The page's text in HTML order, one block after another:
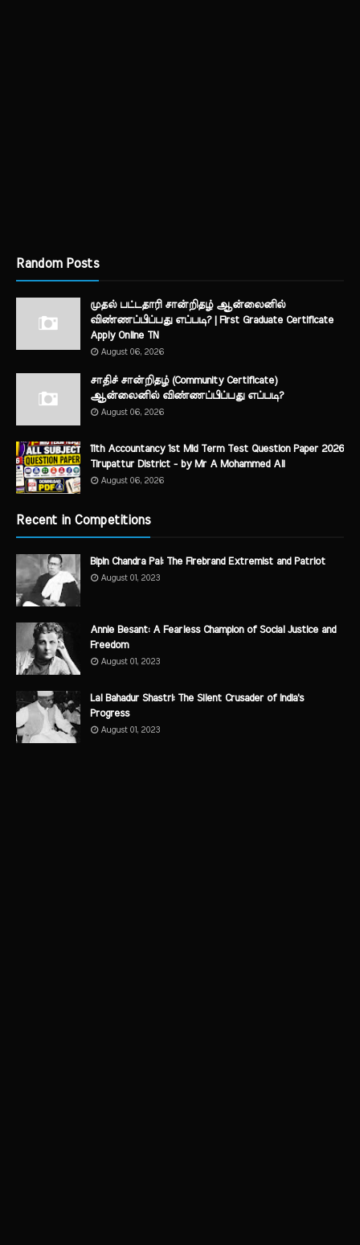
Random Posts
முதல் பட்டதாரி சான்றிதழ் ஆன்லைனில்
விண்ணப்பிப்பது எப்படி? | First Graduate Certificate
Apply Online TN
August 06, 2026
சாதிச் சான்றிதழ் (Community Certificate)
ஆன்லைனில் விண்ணப்பிப்பது எப்படி?
August 06, 2026
11th Accountancy 1st Mid Term Test Question Paper 2026
Tirupattur District - by Mr A Mohammed Ali
August 06, 2026
Recent in Competitions
Bipin Chandra Pal: The Firebrand Extremist and Patriot
August 01, 2023
Annie Besant: A Fearless Champion of Social Justice and
Freedom
August 01, 2023
Lal Bahadur Shastri: The Silent Crusader of India's
Progress
August 01, 2023